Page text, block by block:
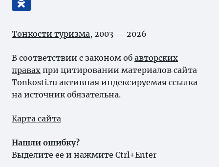
Тонкости туризма, 2003 — 2026
В соответствии с законом об авторских
правах при цитировании материалов сайта
Tonkosti.ru активная индексируемая ссылка
на источник обязательна.
Карта сайта
Нашли ошибку?
Выделите ее и нажмите Ctrl+Enter